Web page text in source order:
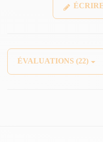
ÉVALUATIONS (22)